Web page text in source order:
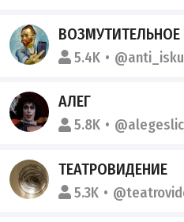
ВОЗМУТИТЕЛЬНОЕ
5.4K
АЛЕГ
5.8K
ТЕАТРОВИДЕНИЕ
5.3K